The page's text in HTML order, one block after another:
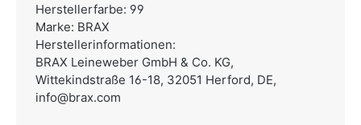
Herstellerfarbe: 99
Marke: BRAX
Herstellerinformationen:
BRAX Leineweber GmbH & Co. KG,
Wittekindstraße 16-18, 32051 Herford, DE,
info@brax.com